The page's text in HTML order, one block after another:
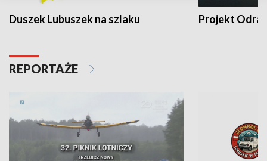
Duszek Lubuszek na szlaku Projekt Odra
REPORTAŻE